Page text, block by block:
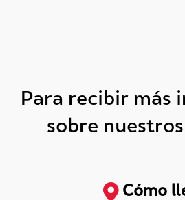
Para recibir más
sobre
Cómo